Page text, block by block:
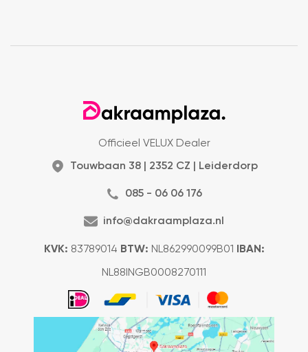
Officieel VELUX Dealer
Touwbaan 38 | 2352 CZ | Leiderdorp
085 - 06 06 176
info@dakraamplaza.nl
KVK: 83789014 BTW: NL862990099B01 IBAN:
NL88INGB0008270111